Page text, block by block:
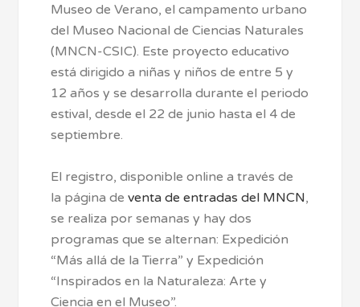
Museo de Verano, el campamento urbano
del Museo Nacional de Ciencias Naturales
(MNCN-CSIC). Este proyecto educativo
está dirigido a niñas y niños de entre 5 y
12 años y se desarrolla durante el periodo
estival, desde el 22 de junio hasta el 4 de
septiembre.
El registro, disponible online a través de
la página deventa de entradas del MNCN,
se realiza por semanas y hay dos
programas que se alternan: Expedición
“Más allá de la Tierra” y Expedición
“Inspirados en la Naturaleza: Arte y
Ciencia en el Museo”.